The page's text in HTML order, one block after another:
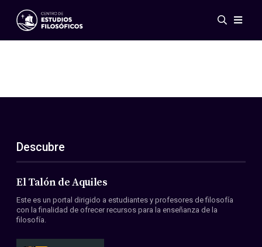
Eventos
ES
EN
Acerca de nosotros
Miembros
Convenios
Descubre
El Talón de Aquiles
Este es un portal dirigido a estudiantes y profesores de filosofía
con la finalidad de ofrecer recursos para la enseñanza de la
filosofía.